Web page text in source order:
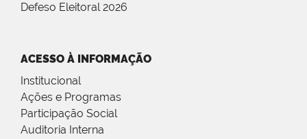
Defeso Eleitoral 2026
ACESSO À INFORMAÇÃO
Institucional
Ações e Programas
Participação Social
Auditoria Interna